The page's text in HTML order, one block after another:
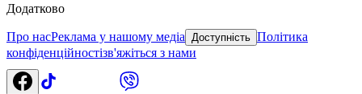
Додатково
Про насРеклама у нашому медіа Доступність Політика
конфіденційностізв'яжіться з нами